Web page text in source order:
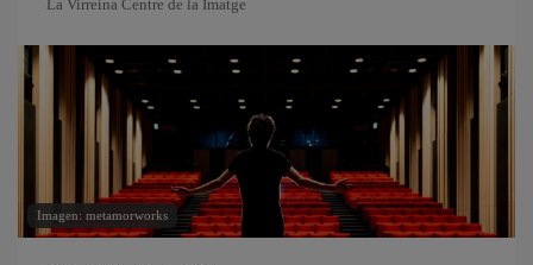
La Virreina Centre de la Imatge
Imagen: metamorworks